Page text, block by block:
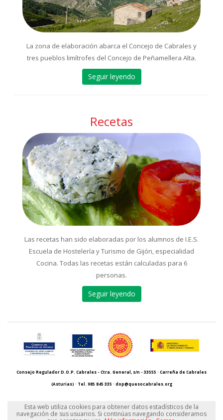
La zona de elaboración abarca el Concejo de Cabrales y
tres pueblos limítrofes del Concejo de Peñamellera Alta.
Seguir leyendo
Recetas
Las recetas han sido elaboradas por los alumnos de I.E.S.
Escuela de Hostelería y Turismo de Gijón, especialidad
Cocina. Todas las recetas están calculadas para 6
personas.
Seguir leyendo
Consejo Regulador D.O.P. Cabrales - Ctra. General, s/n - 33555 · Carreña de Cabrales
(Asturias) · Tel. 985 845 335 · dop@quesocabrales.org
Política de privacidad · Política de cookies Registro de actividades
Esta web utiliza cookies para obtener datos estadísticos de la
navegación de sus usuarios. Si continúas navegando consideramos